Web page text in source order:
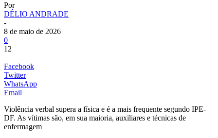
Por
DÉLIO ANDRADE
-
8 de maio de 2026
0
12
Facebook
Twitter
WhatsApp
Email
Violência verbal supera a física e é a mais frequente segundo IPE-
DF. As vítimas são, em sua maioria, auxiliares e técnicas de
enfermagem